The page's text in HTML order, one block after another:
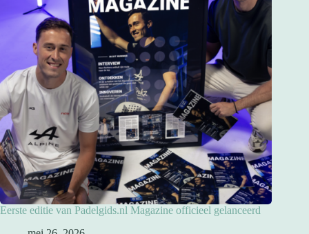
Eerste editie van Padelgids.nl Magazine officieel gelanceerd